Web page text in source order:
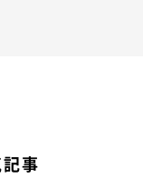
事